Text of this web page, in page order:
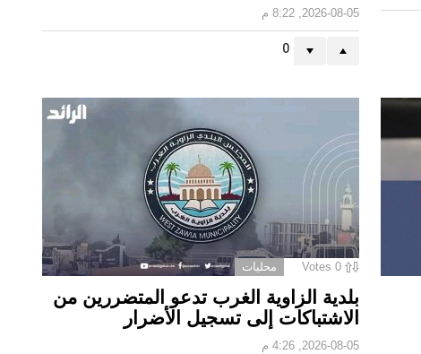
2026-08-05, 8:22 م
0
0
Votes محليات
بلدية الزاوية الغرب تدعو المتضررين من
الاشتباكات إلى تسجيل الأضرار
2026-08-05, 4:26 م